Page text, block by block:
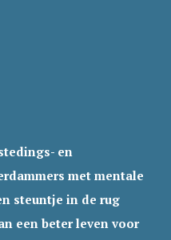
en
met mentale
steuntje in de rug
een beter leven voor